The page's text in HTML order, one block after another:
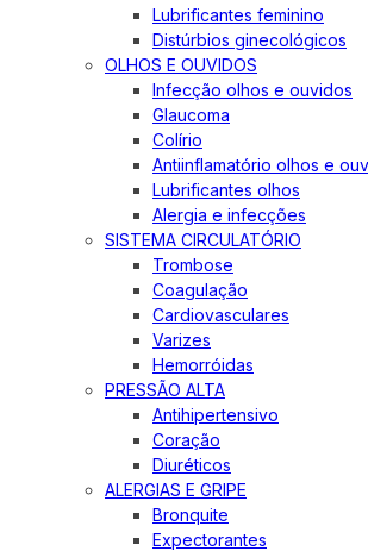
Lubrificantes feminino
Distúrbios ginecológicos
OLHOS E OUVIDOS
Infecção olhos e ouvidos
Glaucoma
Colírio
Antiinflamatório olhos e
Lubrificantes olhos
Alergia e infecções
SISTEMA CIRCULATÓRIO
Trombose
Coagulação
Cardiovasculares
Varizes
Hemorróidas
PRESSÃO ALTA
Antihipertensivo
Coração
Diuréticos
ALERGIAS E GRIPE
Bronquite
Expectorantes